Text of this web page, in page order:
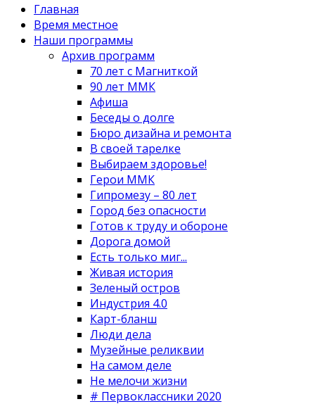
Главная
Время местное
Наши программы
Архив программ
70 лет с Магниткой
90 лет ММК
Афиша
Беседы о долге
Бюро дизайна и ремонта
В своей тарелке
Выбираем здоровье!
Герои ММК
Гипромезу – 80 лет
Город без опасности
Готов к труду и обороне
Дорога домой
Есть только миг...
Живая история
Зеленый остров
Индустрия 4.0
Карт-бланш
Люди дела
Музейные реликвии
На самом деле
Не мелочи жизни
# Первоклассники 2020